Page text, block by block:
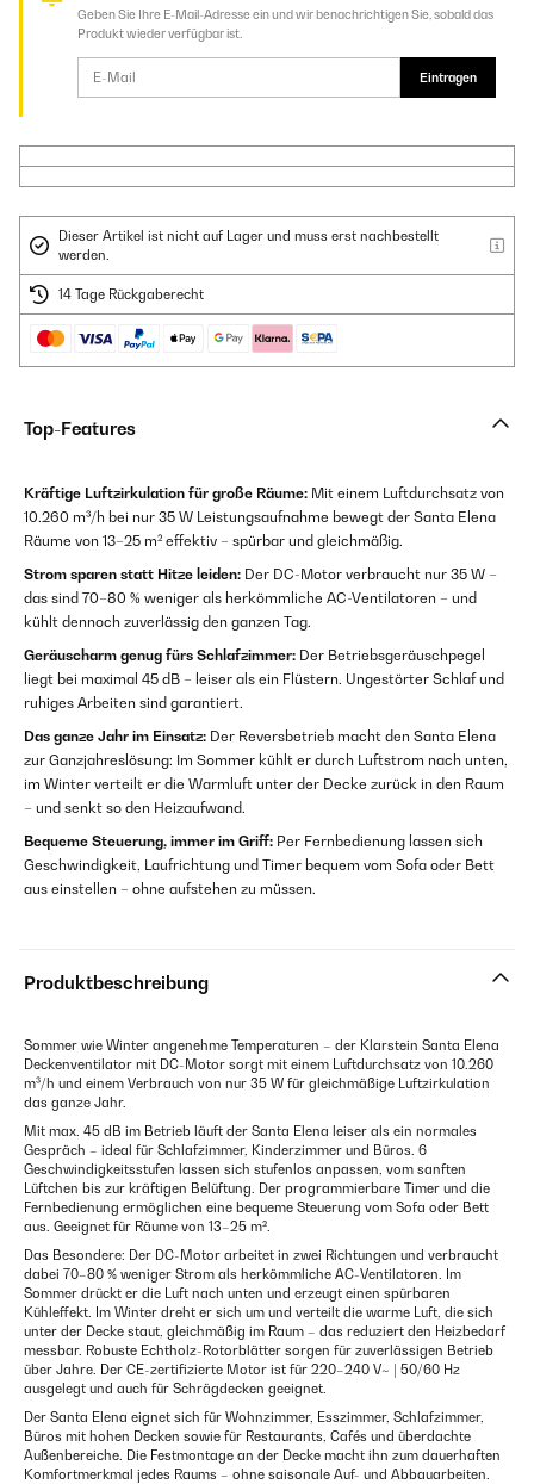
Geben Sie Ihre E-Mail-Adresse ein und wir benachrichtigen Sie, sobald das
Produkt wieder verfügbar ist.
Eintragen
Dieser Artikel ist nicht auf Lager und muss erst nachbestellt
werden.
14 Tage Rückgaberecht
Top-Features
Kräftige Luftzirkulation für große Räume: Mit einem Luftdurchsatz von
10.260 m³/h bei nur 35 W Leistungsaufnahme bewegt der Santa Elena
Räume von 13–25 m² effektiv – spürbar und gleichmäßig.
Strom sparen statt Hitze leiden: Der DC-Motor verbraucht nur 35 W –
das sind 70–80 % weniger als herkömmliche AC-Ventilatoren – und
kühlt dennoch zuverlässig den ganzen Tag.
Geräuscharm genug fürs Schlafzimmer: Der Betriebsgeräuschpegel
liegt bei maximal 45 dB – leiser als ein Flüstern. Ungestörter Schlaf und
ruhiges Arbeiten sind garantiert.
Das ganze Jahr im Einsatz: Der Reversbetrieb macht den Santa Elena
zur Ganzjahreslösung: Im Sommer kühlt er durch Luftstrom nach unten,
im Winter verteilt er die Warmluft unter der Decke zurück in den Raum
– und senkt so den Heizaufwand.
Bequeme Steuerung, immer im Griff: Per Fernbedienung lassen sich
Geschwindigkeit, Laufrichtung und Timer bequem vom Sofa oder Bett
aus einstellen – ohne aufstehen zu müssen.
Produktbeschreibung
Sommer wie Winter angenehme Temperaturen – der Klarstein Santa Elena
Deckenventilator mit DC-Motor sorgt mit einem Luftdurchsatz von 10.260
m³/h und einem Verbrauch von nur 35 W für gleichmäßige Luftzirkulation
das ganze Jahr.
Mit max. 45 dB im Betrieb läuft der Santa Elena leiser als ein normales
Gespräch – ideal für Schlafzimmer, Kinderzimmer und Büros. 6
Geschwindigkeitsstufen lassen sich stufenlos anpassen, vom sanften
Lüftchen bis zur kräftigen Belüftung. Der programmierbare Timer und die
Fernbedienung ermöglichen eine bequeme Steuerung vom Sofa oder Bett
aus. Geeignet für Räume von 13–25 m².
Das Besondere: Der DC-Motor arbeitet in zwei Richtungen und verbraucht
dabei 70–80 % weniger Strom als herkömmliche AC-Ventilatoren. Im
Sommer drückt er die Luft nach unten und erzeugt einen spürbaren
Kühleffekt. Im Winter dreht er sich um und verteilt die warme Luft, die sich
unter der Decke staut, gleichmäßig im Raum – das reduziert den Heizbedarf
messbar. Robuste Echtholz-Rotorblätter sorgen für zuverlässigen Betrieb
über Jahre. Der CE-zertifizierte Motor ist für 220–240 V~ | 50/60 Hz
ausgelegt und auch für Schrägdecken geeignet.
Der Santa Elena eignet sich für Wohnzimmer, Esszimmer, Schlafzimmer,
Büros mit hohen Decken sowie für Restaurants, Cafés und überdachte
Außenbereiche. Die Festmontage an der Decke macht ihn zum dauerhaften
Komfortmerkmal jedes Raums – ohne saisonale Auf- und Abbauarbeiten.